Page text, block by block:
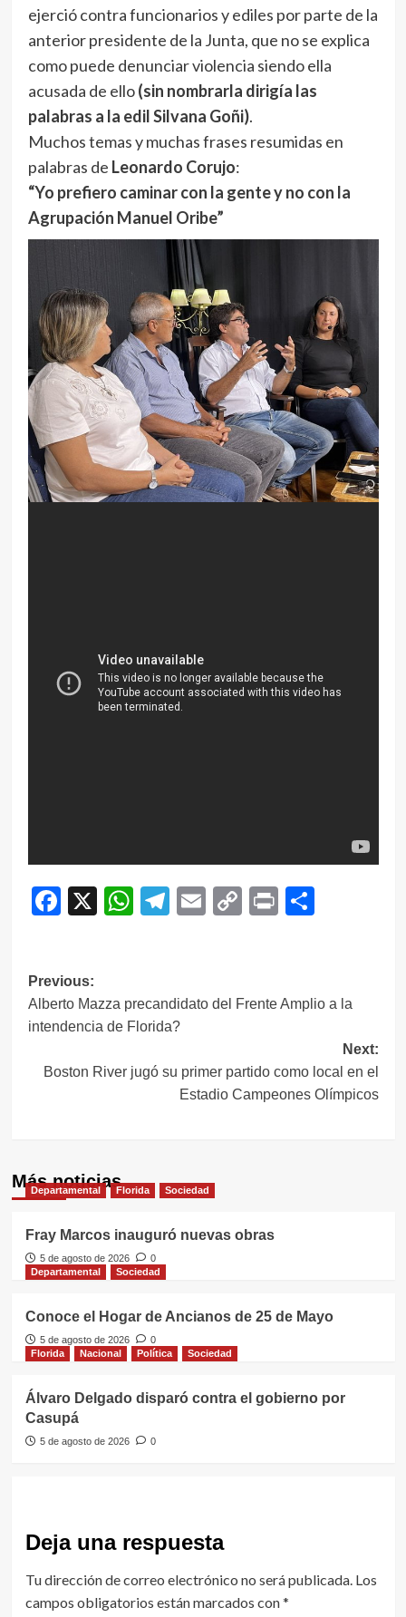
ejerció contra funcionarios y ediles por parte de la
anterior presidente de la Junta, que no se explica
como puede denunciar violencia siendo ella
acusada de ello(sin nombrarla dirigía las
palabras a la edil Silvana Goñi).
Muchos temas y muchas frases resumidas en
palabras de Leonardo Corujo:
“Yo prefiero caminar con la gente y no con la
Agrupación Manuel Oribe”
Facebook
X WhatsApp
Telegram
EmailCopy
Print
Navegación
de
Previous:
Alberto Mazza precandidato del Frente Amplio a la
intendencia de Florida?
Next:
Boston River jugó su primer partido como local en el
Estadio Campeones Olímpicos
Más noticias
Departamental Florida Sociedad
Fray Marcos inauguró nuevas obras
5 de agosto de 2026
0
Departamental
Sociedad
Conoce el Hogar de Ancianos de 25 de Mayo
5 de agosto de 2026
0
Florida
Nacional Política Sociedad
Álvaro Delgado disparó contra el gobierno por
Casupá
5 de agosto de 2026 0
Deja una respuesta
Tu dirección de correo electrónico no será publicada. Los
campos obligatorios están marcados con*